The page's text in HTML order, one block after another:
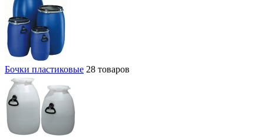
Бочки пластиковые 28 товаров